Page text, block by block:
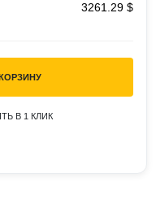
3261.29 $
В 1 КЛИК